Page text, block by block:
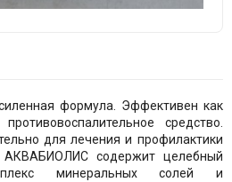
формула. Эффективен как
средство.
для лечения и профилактики
АКВАБИОЛИС содержит целебный
минеральных солей и